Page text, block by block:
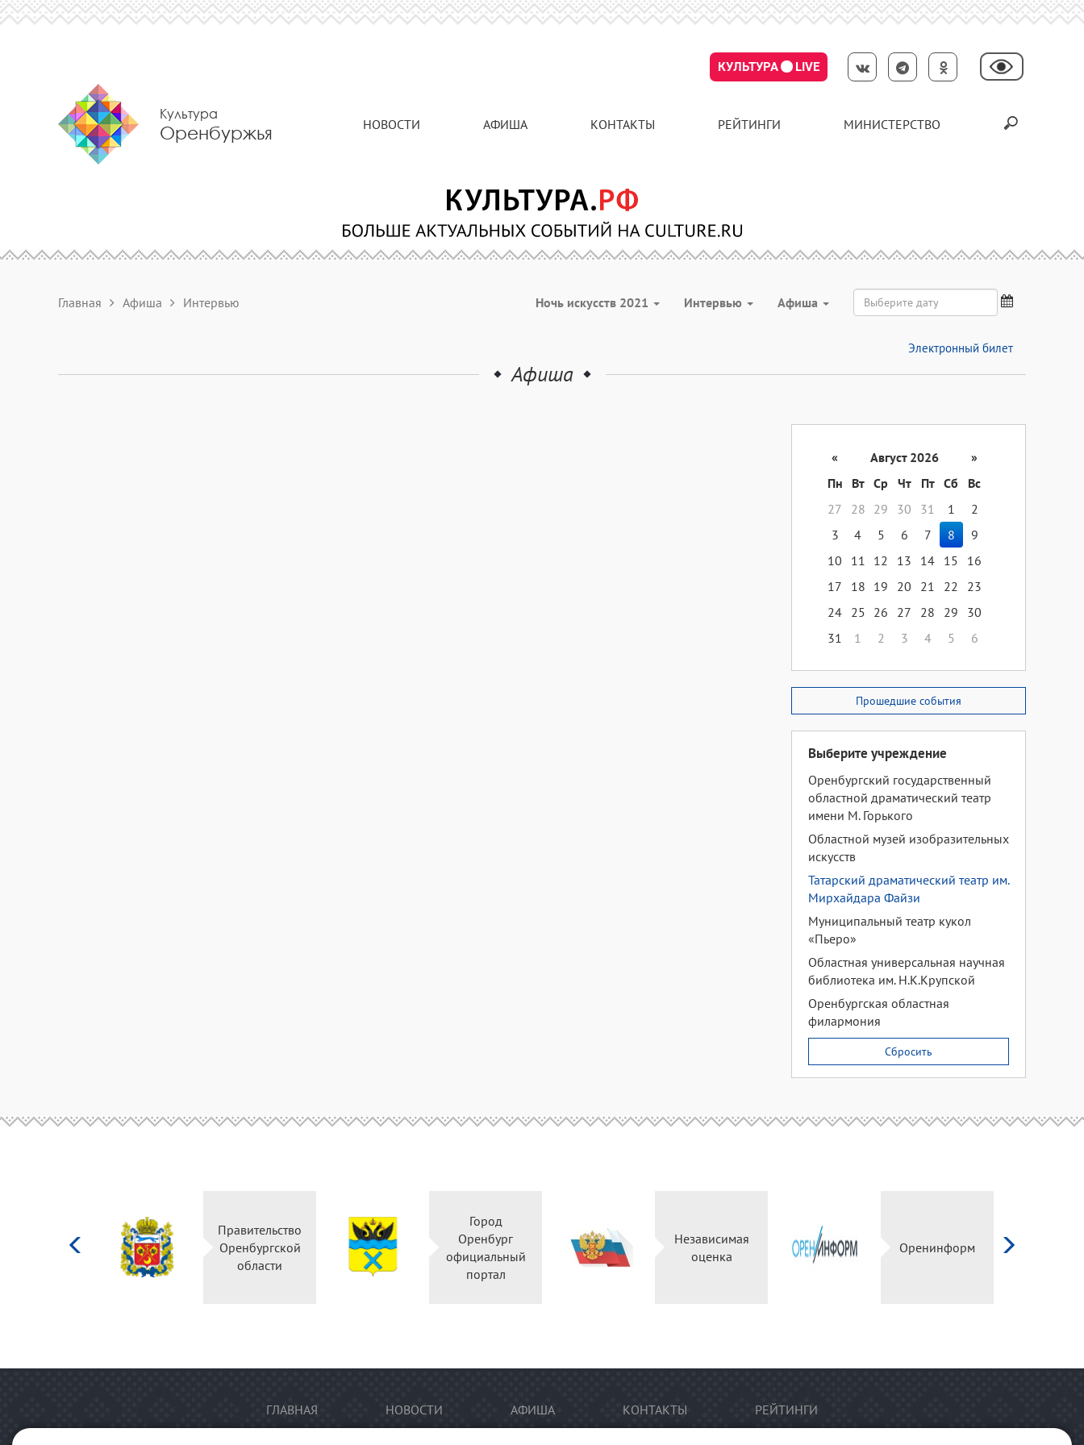
КУЛЬТУРА LIVE
Культура
Оренбуржья НОВОСТИ АФИША КОНТАКТЫ РЕЙТИНГИ МИНИСТЕРСТВО
Главная Афиша Интервью Ночь искусств 2021 Интервью Aфиша
Электронный билет
Афиша
« Август 2026
»
Пн
Вт Ср Чт Пт Сб
Вс
27
28 29 30 31 1
2
3
4 5 6 7 8
9
10
11 12 13 14 15
16
17
18 19 20 21 22
23
24 25 26 27 28 29
30
31
1 2 3 4 5 6
Прошедшие события
Выберите учреждение
Оренбургский государственный
областной драматический театр
имени М. Горького
Областной музей изобразительных
искусств
Татарский драматический театр им.
Мирхайдара Файзи
Муниципальный театр кукол
«Пьеро»
Областная универсальная научная
библиотека им. Н.К.Крупской
Оренбургская областная
филармония
Сбросить
Министерство
культуры
Российской
федерации
Правительство
Оренбургской
области
Оренбург
официальный
Независимая
оценка
Оренинформ
ГЛАВНАЯ НОВОСТИ АФИША КОНТАКТЫ РЕЙТИНГИ